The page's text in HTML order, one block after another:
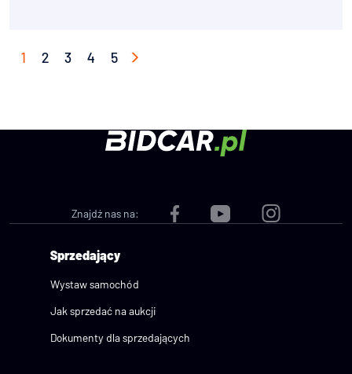
1 2 3 4 5
Znajdź nas na:
Sprzedający
Wystaw samochód
Jak sprzedać na aukcji
Dokumenty dla sprzedających